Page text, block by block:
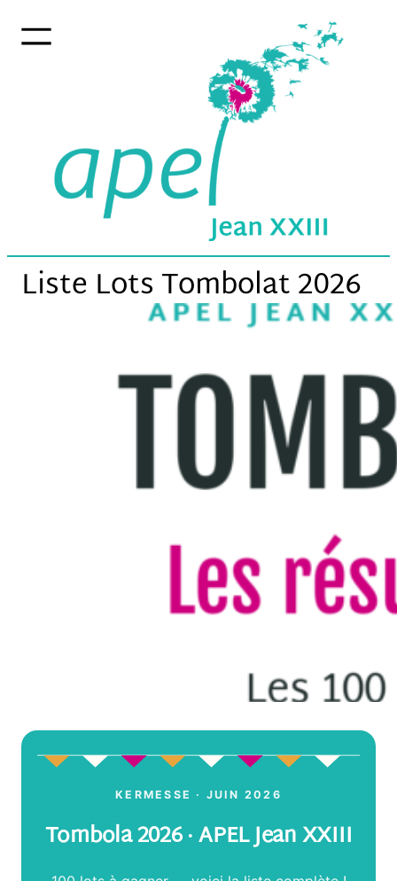
au
Liste Lots Tombolat 2026
KERMESSE · JUIN 2026
Tombola 2026 · APEL Jean XXIII